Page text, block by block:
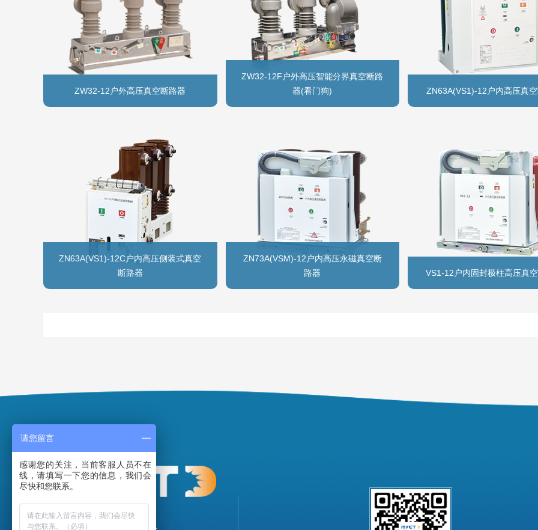
ZW32-12户外高压真空断路器
ZW32-12F户外高压智能分界真空断路
器(看门狗)
ZN63A(VS1)-12户内高压真
ZN63A(VS1)-12C户内高压侧装式真空
断路器
ZN73A(VSM)-12户内高压永磁真空断
路器
VS1-12户内固封极柱高压真
请您留言
感谢您的关注，当前客服人员不在
线，请填写一下您的信息，我们会
尽快和您联系。